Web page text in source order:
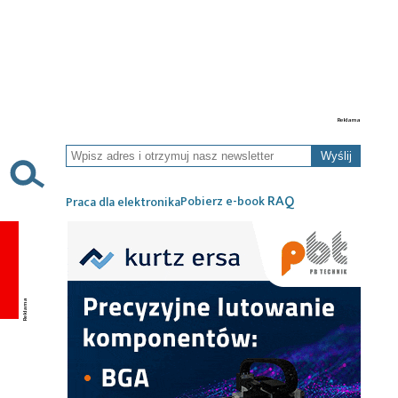
Wyślij
Praca dla elektronikaPobierz e-bookRAQ